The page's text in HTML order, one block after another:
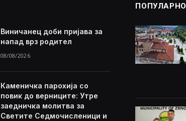
Виничанец доби пријава за
напад врз родител
08/08/2026
Каменичка парохија со
повик до верниците: Утре
заедничка молитва за
Светите Седмочисленици и
ПОПУЛАРНО